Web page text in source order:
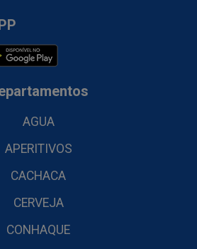
AGUA
APERITIVOS
CACHACA
CERVEJA
CONHAQUE